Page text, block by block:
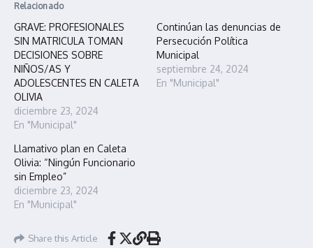
Relacionado
GRAVE: PROFESIONALES
SIN MATRICULA TOMAN
DECISIONES SOBRE
NIÑOS/AS Y
ADOLESCENTES EN CALETA
OLIVIA
diciembre 23, 2024
En "Municipal"
Continúan las denuncias de
Persecución Política
Municipal
septiembre 24, 2024
En "Municipal"
Llamativo plan en Caleta
Olivia: “Ningún Funcionario
sin Empleo”
diciembre 23, 2024
En "Municipal"
Share this Article